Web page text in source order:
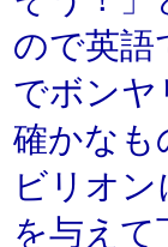
ので英語
でボンヤ
確かなも
ビリオ
を与え